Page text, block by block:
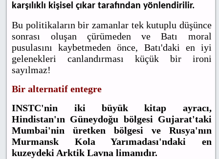
karşılıklı kişisel çıkar tarafından yönlendirilir.
Bu politikaların bir zamanlar tek kutuplu düşünce
sonrası oluşan çürümeden ve Batı moral
pusulasını kaybetmeden önce, Batı'daki en iyi
gelenekleri canlandırması küçük bir ironi
sayılmaz!
Bir alternatif entegre
INSTC'nin iki büyük kitap ayracı,
Hindistan'ın Güneydoğu bölgesi Gujarat'taki
Mumbai'nin üretken bölgesi ve Rusya'nın
Murmansk Kola Yarımadası'ndaki en
kuzeydeki Arktik Lavna limanıdır.